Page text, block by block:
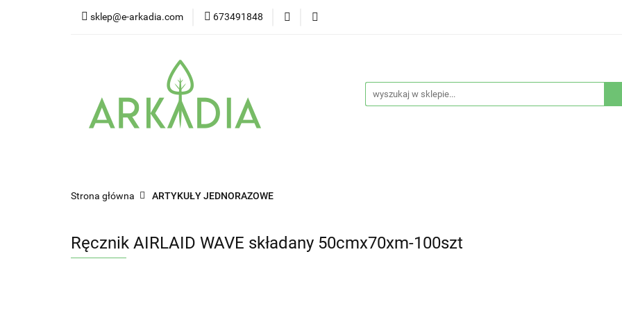
sklep@e-arkadia.com 673491848
Kategorie Producenci
Strona główna ARTYKUŁY JEDNORAZOWE
Ręcznik AIRLAID WAVE składany 50cmx70xm-100szt